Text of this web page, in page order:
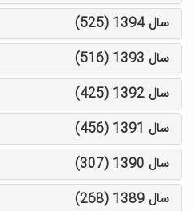
سال 1394 (525)
سال 1393 (516)
سال 1392 (425)
سال 1391 (456)
سال 1390 (307)
سال 1389 (268)